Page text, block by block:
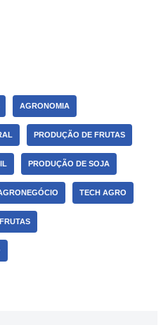
AGRONOMIA
PRODUÇÃO DE FRUTAS
PRODUÇÃO DE SOJA
TECH AGRO